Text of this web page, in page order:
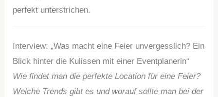
perfekt unterstrichen.
Interview: „Was macht eine Feier unvergesslich? Ein
Blick hinter die Kulissen mit einer Eventplanerin“
Wie findet man die perfekte Location für eine Feier?
Welche Trends gibt es und worauf sollte man bei der